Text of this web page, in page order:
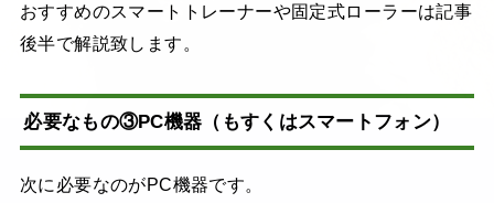
おすすめのスマートトレーナーや固定式ローラーは記事
後半で解説致します。
必要なもの③PC機器（もすくはスマートフォン）
次に必要なのがPC機器です。